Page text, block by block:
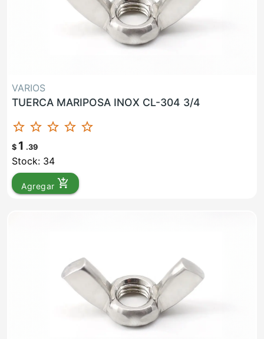
VARIOS
TUERCA MARIPOSA INOX CL-304 3/4
star_border star_border star_border star_border star_border
$ 1 .39
Stock: 34
Agregar add_shopping_cart